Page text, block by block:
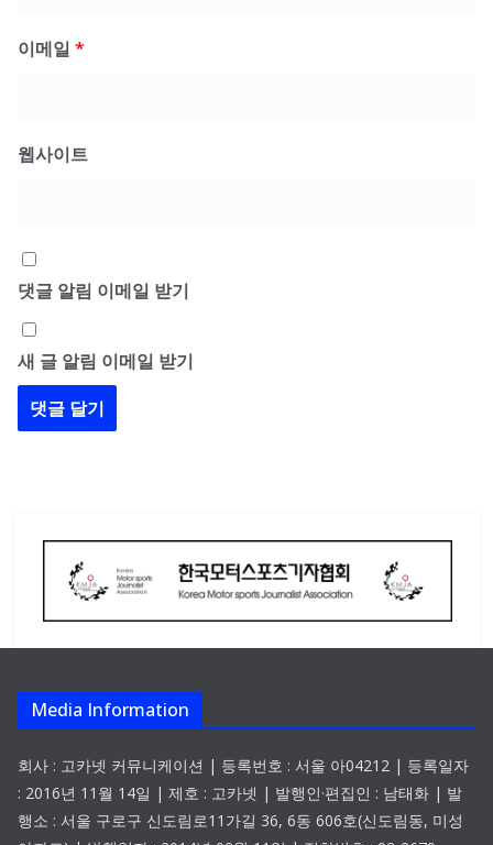
이메일 *
웹사이트
댓글 알림 이메일 받기
새 글 알림 이메일 받기
Media Information
회사 : 고카넷 커뮤니케이션 | 등록번호 : 서울 아04212 | 등록일자
: 2016년 11월 14일 | 제호 : 고카넷 | 발행인·편집인 : 남태화 | 발
행소 : 서울 구로구 신도림로11가길 36, 6동 606호(신도림동, 미성